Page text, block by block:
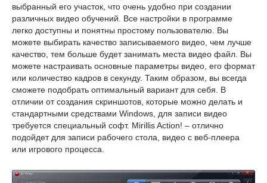
выбранный его участок, что очень удобно при создании
различных видео обучений. Все настройки в программе
легко доступны и понятны простому пользователю. Вы
можете выбирать качество записываемого видео, чем лучше
качество, тем больше будет занимать места видео файл. Вы
можете настраивать основные параметры видео, его формат
или количество кадров в секунду. Таким образом, вы всегда
сможете подобрать оптимальный вариант для себя. В
отличии от создания скриншотов, которые можно делать и
стандартными средствами Windows, для записи видео
требуется специальный софт. Mirillis Action! – отлично
подойдет для записи рабочего стола, видео с веб-плеера
или игрового процесса.